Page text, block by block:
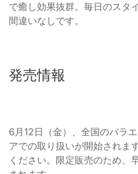
で癒し効果抜群。毎日のスタ
間違いなしです。
発売情報
6月12日（金）、全国のバラ
アでの取り扱いが開始されま
ください。限定販売のため、